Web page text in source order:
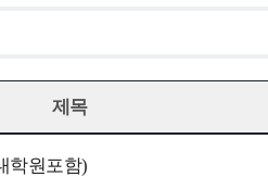
제목
학원포함)